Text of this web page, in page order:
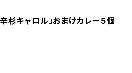
杉キャロル」おまけカレー５個